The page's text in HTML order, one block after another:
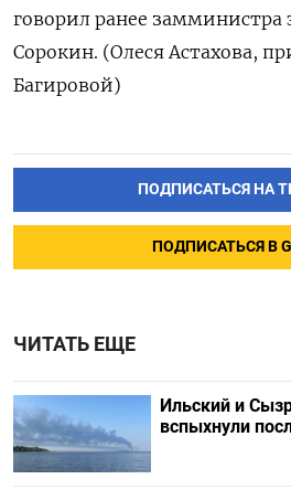
говорил ранее замминистра
Сорокин. (Олеся Астахова,
Багировой)
ПОДПИСАТЬСЯ НА
ПОДПИСАТЬСЯ В
ЧИТАТЬ ЕЩЕ
Ильский и
вспыхнули